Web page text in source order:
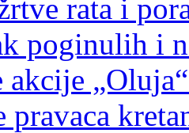
rata i
poginulih i
akcije
pravaca